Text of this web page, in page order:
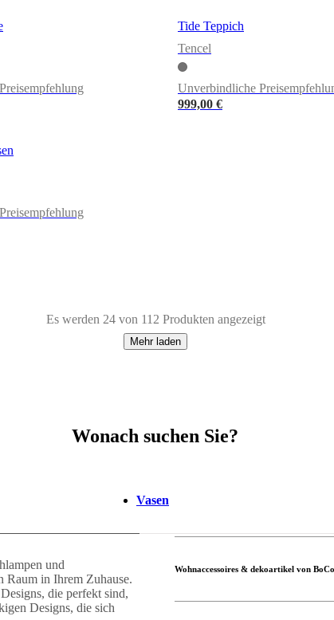
Tide Teppich
Tencel
Unverbindliche
999,00 €
Es werden 24 von 112 Produkten angezeigt
Mehr laden
WolleKeramik SteinMetall Baumwolle
Wonach suchen Sie?
Vasen
und
Raum in Ihrem Zuhause.
die perfekt sind,
Designs, die sich
Wohnaccessoires & dekoartikel von